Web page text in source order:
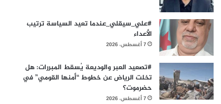
#علي_سيقلي_عندما تعيد السياسة ترتيب
الأعداء
7 أغسطس، 2026
#​تصعيد العبر والوديعة يُسقط المبررات: هل
تخلت الرياض عن خطوط “أمنها القومي” في
حضرموت؟
7 أغسطس، 2026